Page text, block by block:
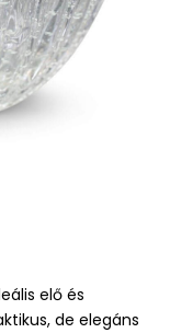
elő és
de elegáns